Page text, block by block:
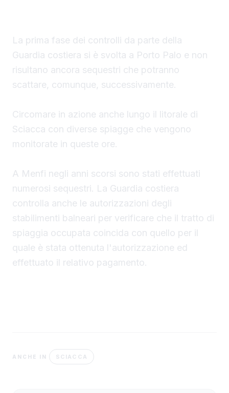
La prima fase dei controlli da parte della
Guardia costiera si è svolta a Porto Palo e non
risultano ancora sequestri che potranno
scattare, comunque, successivamente.
Circomare in azione anche lungo il litorale di
Sciacca con diverse spiagge che vengono
monitorate in queste ore.
A Menfi negli anni scorsi sono stati effettuati
numerosi sequestri. La Guardia costiera
controlla anche le autorizzazioni degli
stabilimenti balneari per verificare che il tratto di
spiaggia occupata coincida con quello per il
quale è stata ottenuta l'autorizzazione ed
effettuato il relativo pagamento.
ANCHE IN SCIACCA